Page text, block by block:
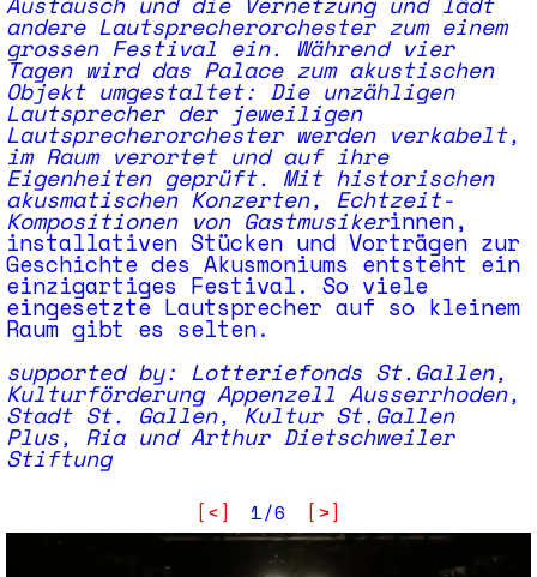
andere Lautsprecherorchester zum einem
grossen Festival ein. Während vier
Tagen wird das Palace zum akustischen
Objekt umgestaltet: Die unzähligen
Lautsprecher der jeweiligen
Lautsprecherorchester werden verkabelt,
im Raum verortet und auf ihre
Eigenheiten geprüft. Mit historischen
akusmatischen Konzerten, Echtzeit-
Kompositionen von Gastmusikerinnen,
installativen Stücken und Vorträgen zur
Geschichte des Akusmoniums entsteht ein
einzigartiges Festival. So viele
eingesetzte Lautsprecher auf so kleinem
Raum gibt es selten.
supported by: Lotteriefonds St.Gallen,
Kulturförderung Appenzell Ausserrhoden,
Stadt St. Gallen, Kultur St.Gallen
Plus, Ria und Arthur Dietschweiler
Stiftung
[<] 1/6 [>]